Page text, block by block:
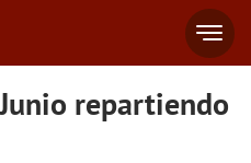
repartiendo